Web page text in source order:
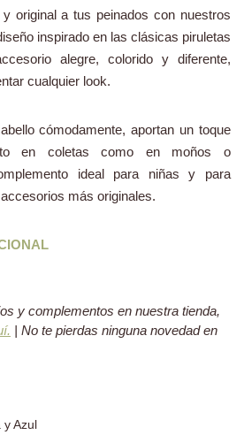
original a tus peinados con nuestros
inspirado en las clásicas piruletas
alegre, colorido y diferente,
cualquier look.
cómodamente, aportan un toque
en coletas como en moños o
ideal para niñas y para
más originales.
y complementos en nuestra tienda,
| No te pierdas ninguna novedad en
y Azul